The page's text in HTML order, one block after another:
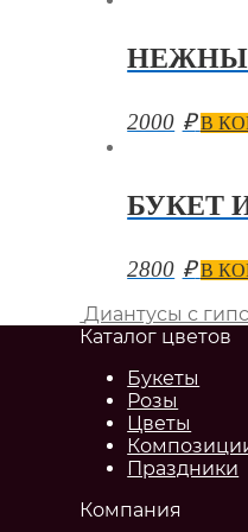
2000 ₽ В
БУКЕТ
2800 ₽ В
Диантусы с
Каталог цветов
Букеты
Розы
Цветы
Праздники
Компания